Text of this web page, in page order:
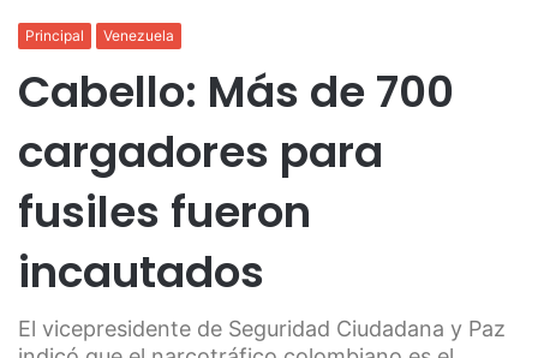
Principal Venezuela
Cabello: Más de 700
cargadores para
fusiles fueron
incautados
El vicepresidente de Seguridad Ciudadana y Paz